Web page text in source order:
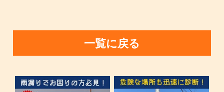
一覧に戻る